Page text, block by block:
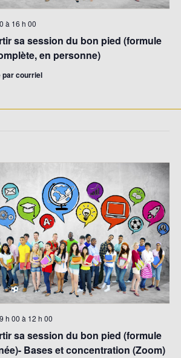
sa session du bon pied (formule
en personne)
à 16 h 00
par courriel
sa session du bon pied (formule
Bases et concentration (Zoom)
h 00 à 12 h 00